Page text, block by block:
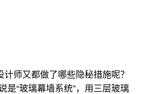
计师又都做了哪些隐秘措施呢？
是“玻璃幕墙系统”，用三层玻璃